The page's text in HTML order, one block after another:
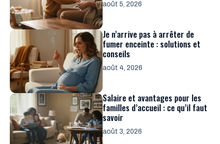
août 5, 2026
Je n’arrive pas à arrêter de
fumer enceinte : solutions et
conseils
août 4, 2026
Salaire et avantages pour les
familles d’accueil : ce qu’il faut
savoir
août 3, 2026